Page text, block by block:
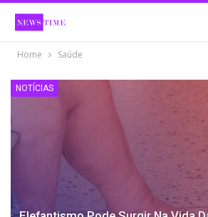
Home Saúde
NOTÍCIAS